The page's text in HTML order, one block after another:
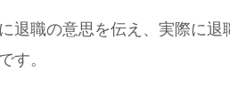
退職の意思を伝え、実際に退
す。